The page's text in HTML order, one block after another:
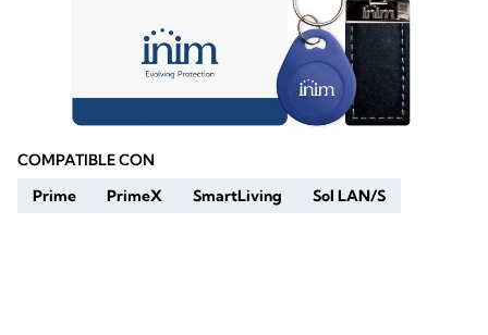
COMPATIBLE CON
Prime
PrimeX SmartLiving Sol LAN/S